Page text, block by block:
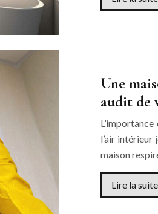
Une
audit de
l’air intérieur
maison
Lire la suite